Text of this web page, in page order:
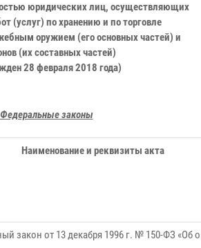
юридических лиц, осуществляющих
(услуг) по хранению и по торговле
оружием (его основных частей) и
(их составных частей)
28 февраля 2018 года)
Федеральные законы
Наименование и реквизиты акта
закон от 13 декабря 1996 г. № 150-ФЗ «Об